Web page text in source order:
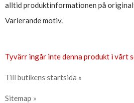
alltid produktinformationen på
Varierande motiv.
Tyvärr ingår inte denna produkt i
Till butikens startsida »
Sitemap »